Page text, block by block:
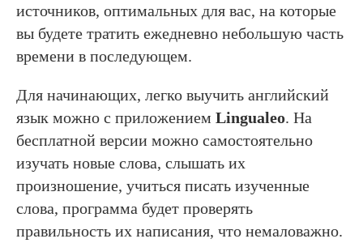
источников, оптимальных для вас, на которые
вы будете тратить ежедневно небольшую часть
времени в последующем.
Для начинающих, легко выучить английский
язык можно с приложением Lingualeo. На
бесплатной версии можно самостоятельно
изучать новые слова, слышать их
произношение, учиться писать изученные
слова, программа будет проверять
правильность их написания, что немаловажно.